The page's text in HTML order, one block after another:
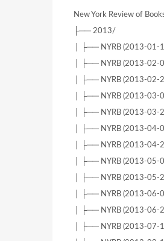
New York Review of
├── 2013/
│ ├── NYRB (2013-01-
│ ├── NYRB (2013-02-
│ ├── NYRB (2013-02-
│ ├── NYRB (2013-03-
│ ├── NYRB (2013-03-
│ ├── NYRB (2013-04-
│ ├── NYRB (2013-04-
│ ├── NYRB (2013-05-
│ ├── NYRB (2013-05-
│ ├── NYRB (2013-06-
│ ├── NYRB (2013-06-
│ ├── NYRB (2013-07-